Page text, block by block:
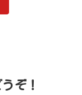
ぞ！